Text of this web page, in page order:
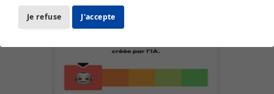
Je refuse J'accepte